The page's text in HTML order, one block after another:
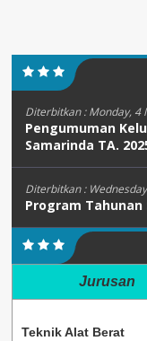
Diterbitkan :Monday, 4
Pengumuman
Samarinda TA.
Diterbitkan :
Program Tahunan
Jurusan
Teknik Alat Berat